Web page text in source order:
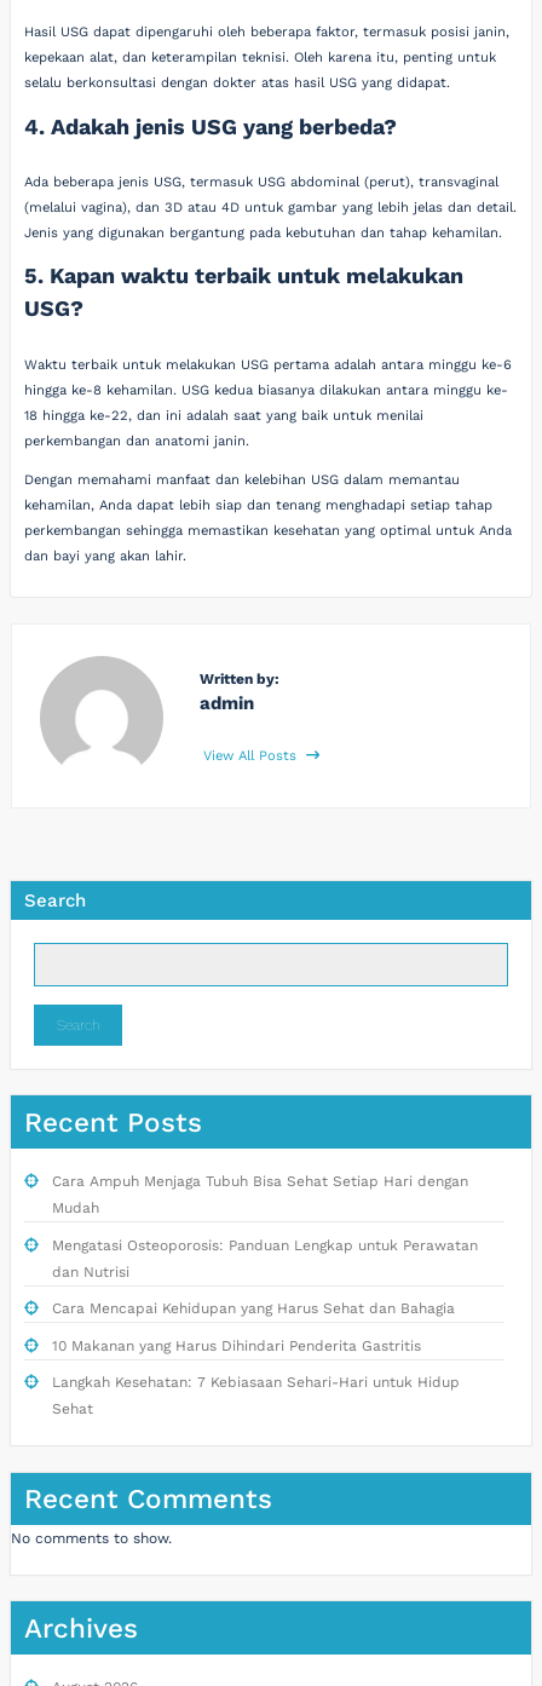
Hasil USG dapat dipengaruhi oleh beberapa faktor, termasuk posisi janin,
kepekaan alat, dan keterampilan teknisi. Oleh karena itu, penting untuk
selalu berkonsultasi dengan dokter atas hasil USG yang didapat.
4. Adakah jenis USG yang berbeda?
Ada beberapa jenis USG, termasuk USG abdominal (perut), transvaginal
(melalui vagina), dan 3D atau 4D untuk gambar yang lebih jelas dan detail.
Jenis yang digunakan bergantung pada kebutuhan dan tahap kehamilan.
5. Kapan waktu terbaik untuk melakukan
USG?
Waktu terbaik untuk melakukan USG pertama adalah antara minggu ke-6
hingga ke-8 kehamilan. USG kedua biasanya dilakukan antara minggu ke-
18 hingga ke-22, dan ini adalah saat yang baik untuk menilai
perkembangan dan anatomi janin.
Dengan memahami manfaat dan kelebihan USG dalam memantau
kehamilan, Anda dapat lebih siap dan tenang menghadapi setiap tahap
perkembangan sehingga memastikan kesehatan yang optimal untuk Anda
dan bayi yang akan lahir.
Written by:
admin
View All Posts
Search
Search
Recent Posts
Cara Ampuh Menjaga Tubuh Bisa Sehat Setiap Hari dengan
Mudah
Mengatasi Osteoporosis: Panduan Lengkap untuk Perawatan
dan Nutrisi
Cara Mencapai Kehidupan yang Harus Sehat dan Bahagia
10 Makanan yang Harus Dihindari Penderita Gastritis
Langkah Kesehatan: 7 Kebiasaan Sehari-Hari untuk Hidup
Sehat
Recent Comments
No comments to show.
Archives